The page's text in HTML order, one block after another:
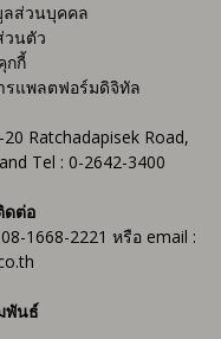
ลส่วนบุคคล
วนตัว
กกี้
รแพลตฟอร์มดิจิทัล
Ratchadapisek Road,
Tel : 0-2642-3400
ต่อ
1668-2221 หรือ email :
พันธ์